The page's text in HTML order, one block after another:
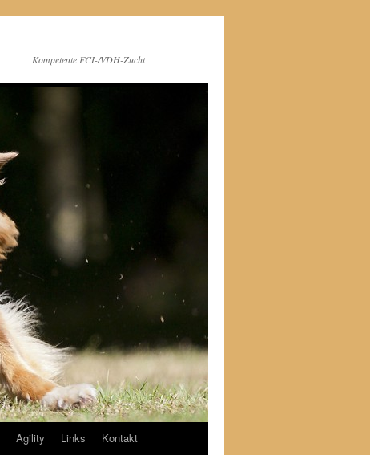
Kompetente FCI-/VDH-Zucht
Agility Links
Kontakt